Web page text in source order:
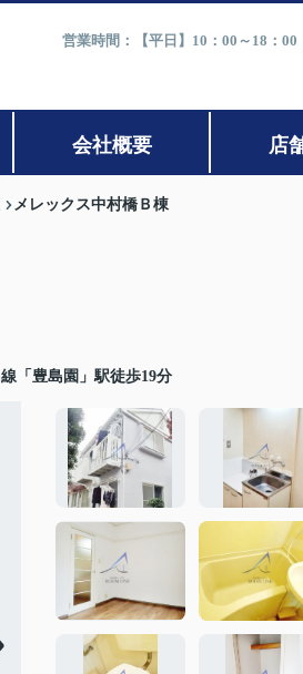
営業時間：【平日】10：00～18：
会社概要 店
メレックス中村橋Ｂ棟
「豊島園」駅徒歩19分